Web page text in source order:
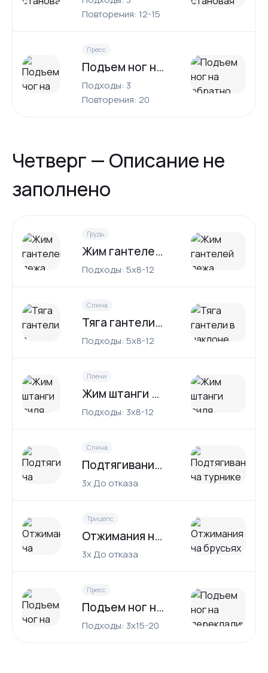
Повторения: 12-15
Пресс
Подъем ног на обратно наклонной скамье
Подходы: 3
Повторения: 20
Четверг — Описание не
заполнено
Грудь
Жим гантелей лежа
Подходы: 5x8-12
Спина
Тяга гантели в наклоне
Подходы: 5x8-12
Плечи
Жим штанги сидя
Подходы: 3x8-12
Спина
Подтягивания на турнике
3x До отказа
Трицепс
Отжимания на брусьях (версия для трицепсов)
3x До отказа
Пресс
Подъем ног на перекладине
Подходы: 3x15-20